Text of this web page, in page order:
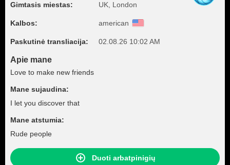
Gimtasis miestas: UK, London
Kalbos: american
Paskutinė transliacija: 02.08.26 10:02 AM
Apie mane
Love to make new friends
Mane sujaudina:
I let you discover that
Mane atstumia:
Rude people
Duoti arbatpinigių